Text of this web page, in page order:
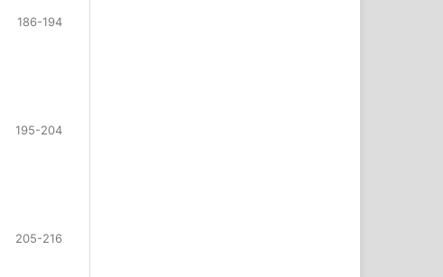
186-194
195-204
205-216